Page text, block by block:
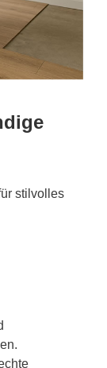
stilvolles